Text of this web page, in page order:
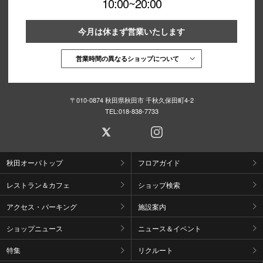
今月は休まず営業いたします
営業時間の異なるショップについて
〒010-0874 秋田県秋田市 千秋久保田町4-2
TEL:018-838-7733
秋田オーパトップ フロアガイド
レストラン＆カフェ ショップ検索
アクセス・パーキング 施設案内
ショップニュース ニュース＆イベント
特集 リクルート